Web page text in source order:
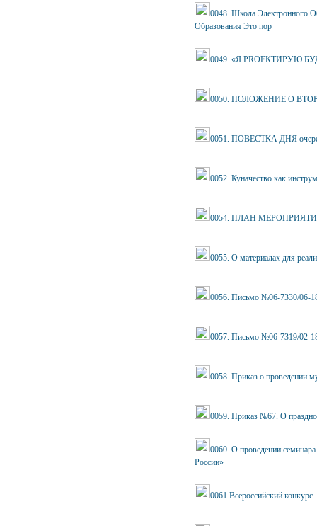
0048. Школа Электронного
Образования Это пор
0049. «Я PROЕКТИРУЮ
0050. ПОЛОЖЕНИЕ О
0051. ПОВЕСТКА ДНЯ
0052. Куначество как
0054. ПЛАН
0055. О материалах для
0056. Письмо №06-7330/06-
0057. Письмо №06-7319/02-
0058. Приказ о проведении
0059. Приказ №67. О
0060. О проведении
России»
0061 Всероссийский